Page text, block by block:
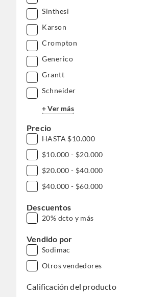
Sinthesi
Karson
Crompton
Generico
Grantt
Schneider
+ Ver más
Precio
HASTA $10.000
$10.000 - $20.000
$20.000 - $40.000
$40.000 - $60.000
Descuentos
20% dcto y más
Vendido por
Sodimac
Otros vendedores
Calificación del producto